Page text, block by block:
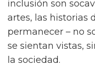
inclusión son
artes, las historias
permanecer – no
se sientan vistas,
la sociedad.